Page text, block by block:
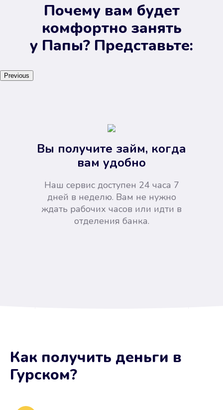
Почему вам будет
комфортно занять
у Папы? Представьте:
Previous
Вы получите займ, когда
вам удобно
Наш сервис доступен 24 часа 7
дней в неделю. Вам не нужно
ждать рабочих часов или идти в
отделения банка.
Не потребовались справки, залоги
и поручители. Папа вам доверяет.
Как получить деньги в
Гурском?